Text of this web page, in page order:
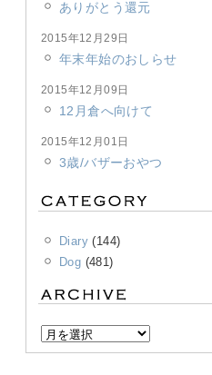
ありがとう還元
2015年12月29日
年末年始のおしらせ
2015年12月09日
12月倉へ向けて
2015年12月01日
3歳/バザーおやつ
Diary(144)
Dog (481)